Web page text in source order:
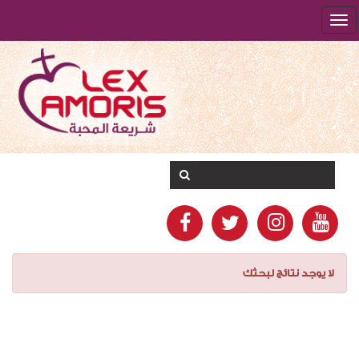
لا يوجد نتائج لبحثك